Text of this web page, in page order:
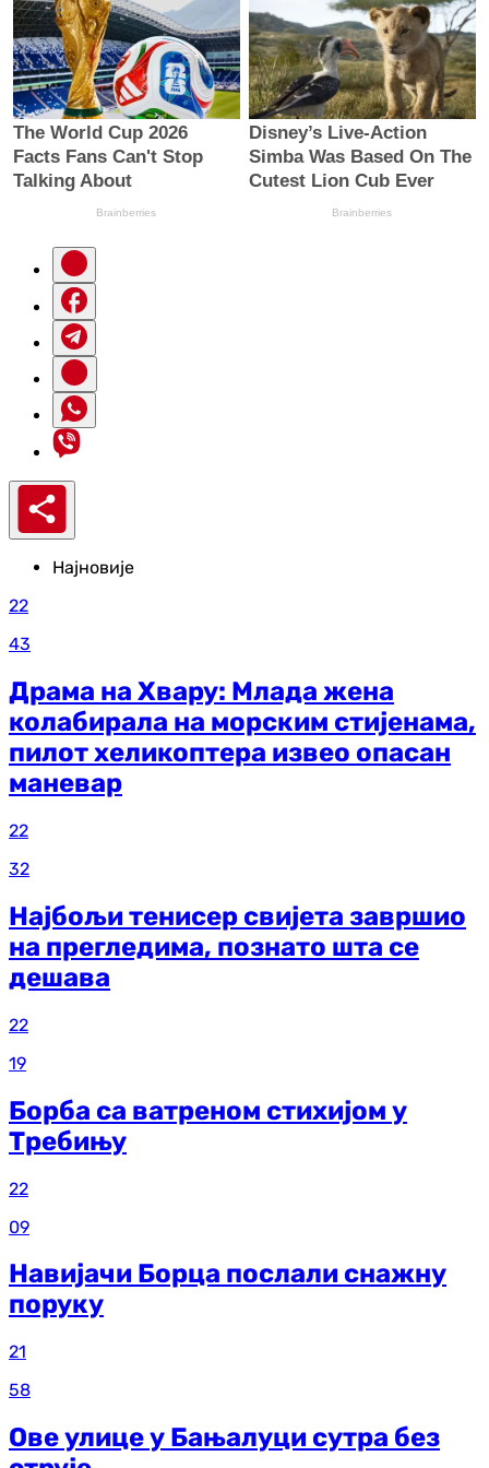
Најновије
22
43
Драма на Хвару: Млада жена
колабирала на морским стијенама,
пилот хеликоптера извео опасан
маневар
22
32
Најбољи тенисер свијета завршио
на прегледима, познато шта се
дешава
22
19
Борба са ватреном стихијом у
Требињу
22
09
Навијачи Борца послали снажну
поруку
21
58
Ове улице у Бањалуци сутра без